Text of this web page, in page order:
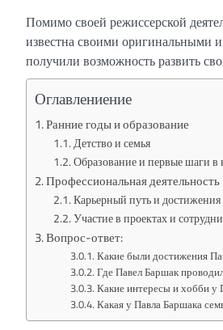
Помимо своей режиссерской
известна своими оригинальными
получили возможность развить
Оглавлениение
Ранние годы и образование
Детство и семья
Образование и первые шаги в
Профессиональная деятельность
Карьерный путь и достижения
Участие в проектах и
Вопрос-ответ:
Какие были достижения
Где Павел Баршак
Какие интересы и хобби у
Какая у Павла Баршака